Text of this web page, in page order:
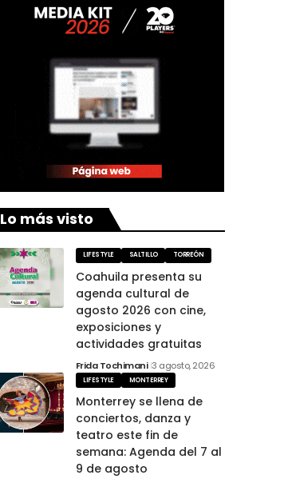
Lo más visto
LIFESTYLE SALTILLO TORREÓN
Coahuila presenta su
agenda cultural de
agosto 2026 con cine,
exposiciones y
actividades gratuitas
Frida Tochimani 3 agosto, 2026
LIFESTYLE MONTERREY
Monterrey se llena de
conciertos, danza y
teatro este fin de
semana: Agenda del 7 al
9 de agosto